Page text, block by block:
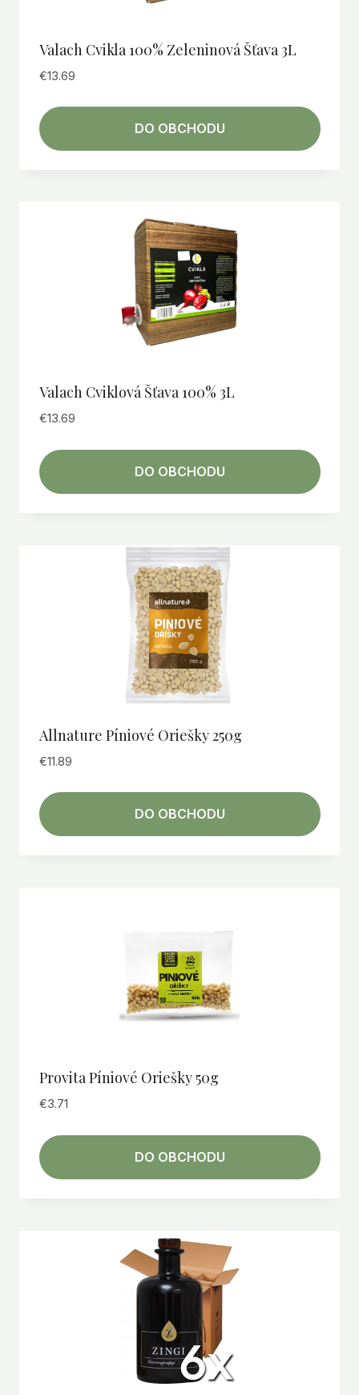
Valach Cvikla 100% Zeleninová Šťava 3L
€13.69
DO OBCHODU
Valach Cviklová Šťava 100% 3L
€13.69
DO OBCHODU
Allnature Píniové Oriešky 250g
€11.89
DO OBCHODU
Provita Píniové Oriešky 50g
€3.71
DO OBCHODU